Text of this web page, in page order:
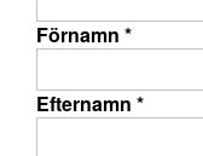
Förnamn *
Efternamn *